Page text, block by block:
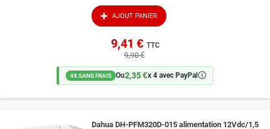
AJOUT PANIER
9,41 € TTC
9,90 €
4X SANS FRAIS Ou2,35 €x 4 avec PayPal 🛈
Dahua DH-PFM320D-015 alimentation 12Vdc/1,5